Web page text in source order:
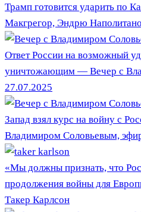
Трамп готовится ударить по
Макгрегор, Эндрю Наполитано
Ответ России на возможный
уничтожающим — Вечер с
27.07.2025
Запад взял курс на войну с
Владимиром Соловьевым,
«Мы должны признать, что
продолжения войны для
Такер Карлсон